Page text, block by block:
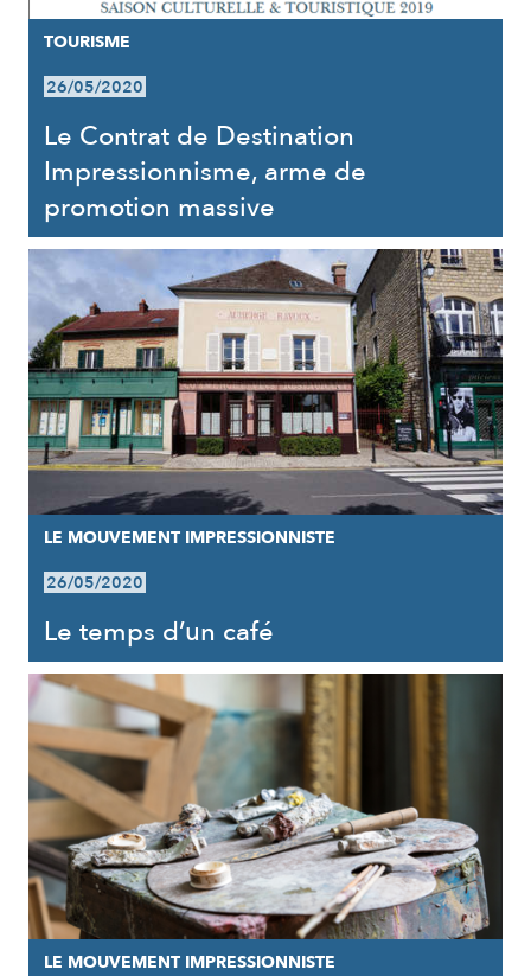
TOURISME
26/05/2020
Le Contrat de Destination
Impressionnisme, arme de
promotion massive
LE MOUVEMENT IMPRESSIONNISTE
26/05/2020
Le temps d’un café
LE MOUVEMENT IMPRESSIONNISTE